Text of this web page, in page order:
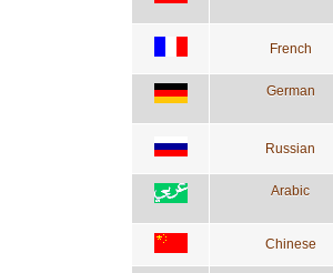
French
German
Russian
Arabic
Chinese